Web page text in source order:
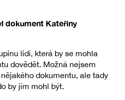
dokument Kateřiny
lidí, která by se mohla
dovědět. Možná nejsem
dokumentu, ale tady
by jím mohl být.